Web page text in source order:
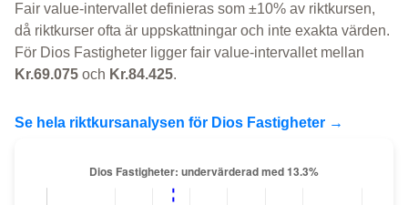
Fair value-intervallet definieras som ±10% av riktkursen,
då riktkurser ofta är uppskattningar och inte exakta värden.
För Dios Fastigheter ligger fair value-intervallet mellan
Kr.69.075 och Kr.84.425.
Se hela riktkursanalysen för Dios Fastigheter →